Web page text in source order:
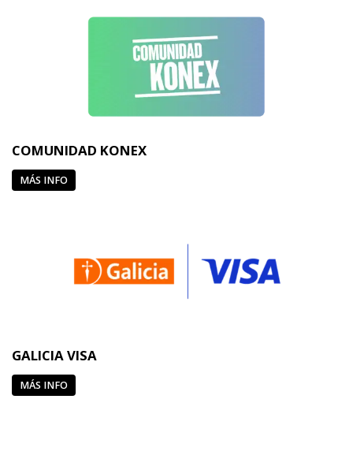
COMUNIDAD KONEX
MÁS INFO
GALICIA VISA
MÁS INFO